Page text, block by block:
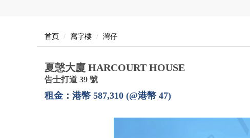
首頁 寫字樓 灣仔
夏愨大廈 HARCOURT HOUSE
告士打道 39 號
租金：港幣 587,310 (@港幣 47)